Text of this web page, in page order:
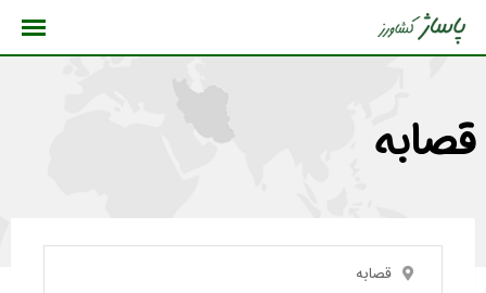
قصابه
قصابه